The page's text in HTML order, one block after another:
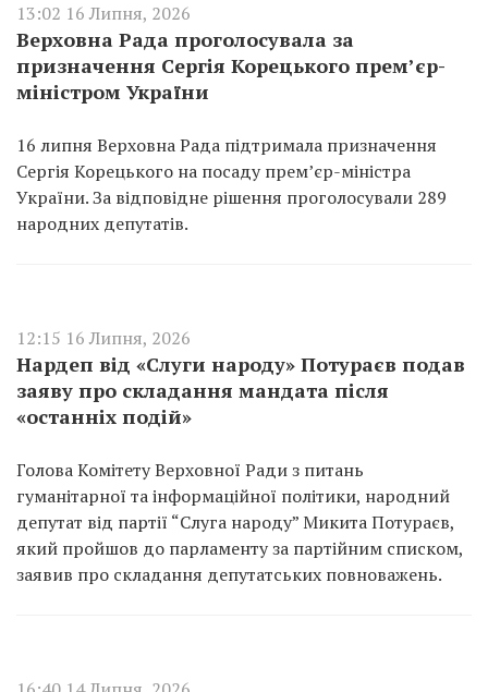
13:02 16 Липня, 2026
Верховна Рада проголосувала за
призначення Сергія Корецького прем’єр-
міністром України
16 липня Верховна Рада підтримала призначення
Сергія Корецького на посаду прем’єр-міністра
України. За відповідне рішення проголосували 289
народних депутатів.
12:15 16 Липня, 2026
Нардеп від «Слуги народу» Потураєв подав
заяву про складання мандата після
«останніх подій»
Голова Комітету Верховної Ради з питань
гуманітарної та інформаційної політики, народний
депутат від партії “Слуга народу” Микита Потураєв,
який пройшов до парламенту за партійним списком,
заявив про складання депутатських повноважень.